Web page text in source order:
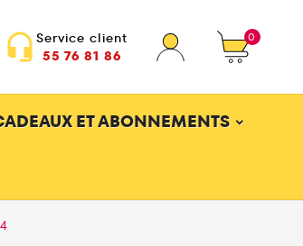
headset_micService client
55 76 81 86
0
ET ABONNEMENTS